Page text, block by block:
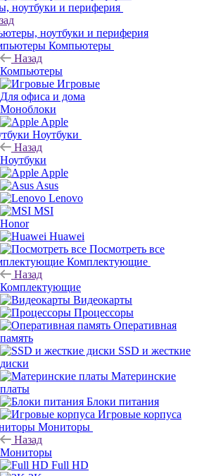
ноутбуки и периферия
ноутбуки и периферия
Компьютеры
Назад
Компьютеры
Игровые
Для офиса и дома
Моноблоки
Apple
Ноутбуки
Назад
Ноутбуки
Apple
Asus
Lenovo
MSI
Honor
Huawei
Посмотреть все
Комплектующие
Назад
Комплектующие
Видеокарты
Процессоры
Оперативная
память
SSD и жесткие
диски
Материнские
платы
Блоки питания
Игровые корпуса
Мониторы
Назад
Мониторы
Full HD